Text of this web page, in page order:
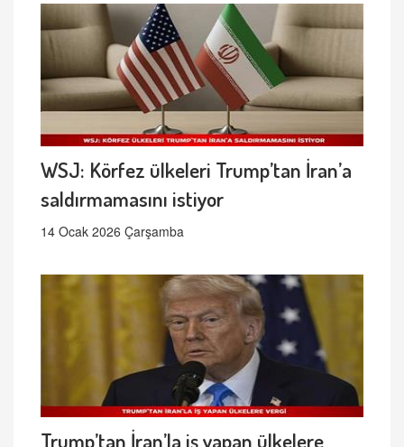
WSJ: Körfez ülkeleri Trump’tan İran’a
saldırmamasını istiyor
14 Ocak 2026 Çarşamba
Trump’tan İran’la iş yapan ülkelere